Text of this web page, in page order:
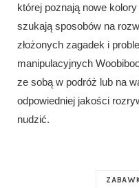
której poznają nowe
szukają sposobów na
złożonych zagadek i
manipulacyjnych
ze sobą w podróż lub na
odpowiedniej jakości
nudzić.